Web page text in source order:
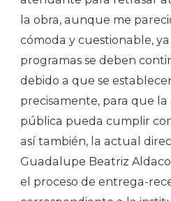
la obra, aunque me
cómoda y cuestionable,
programas se deben
debido a que se
precisamente, para que la
pública pueda cumplir
así también, la actual
Guadalupe Beatriz
el proceso de entrega-